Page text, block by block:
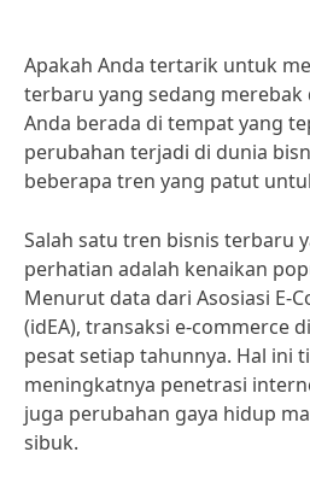
Apakah Anda tertarik untuk
terbaru yang sedang merebak
Anda berada di tempat yang
perubahan terjadi di dunia
beberapa tren yang patut
Salah satu tren bisnis terbaru
perhatian adalah kenaikan
Menurut data dari Asosiasi E-
(idEA), transaksi e-commerce
pesat setiap tahunnya. Hal ini
meningkatnya penetrasi
juga perubahan gaya hidup
sibuk.